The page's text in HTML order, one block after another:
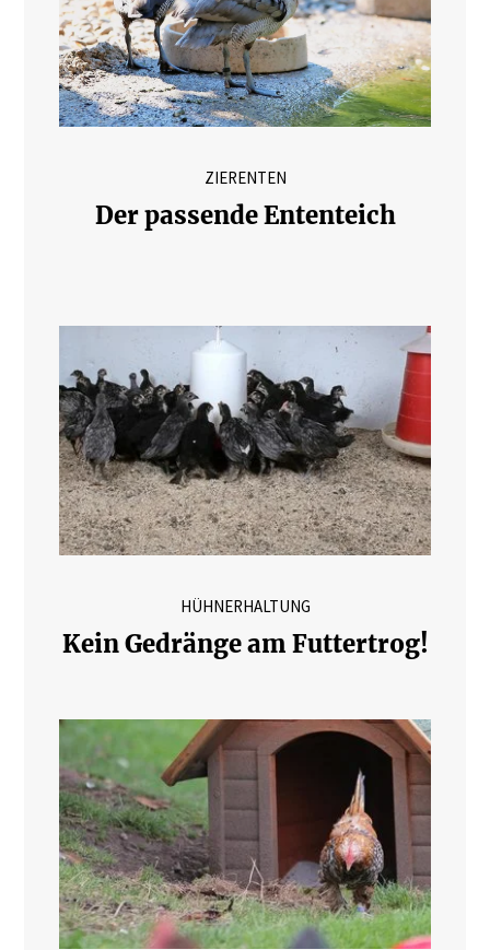
ZIERENTEN
Der passende Ententeich
HÜHNERHALTUNG
Kein Gedränge am Futtertrog!